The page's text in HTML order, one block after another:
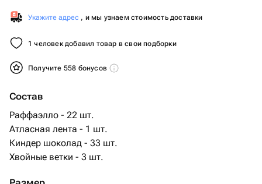
Укажите адрес , и мы узнаем стоимость доставки
1 человек добавил товар в свои подборки
Получите 558 бонусов
Состав
Раффаэлло - 22 шт.
Атласная лента - 1 шт.
Киндер шоколад - 33 шт.
Хвойные ветки - 3 шт.